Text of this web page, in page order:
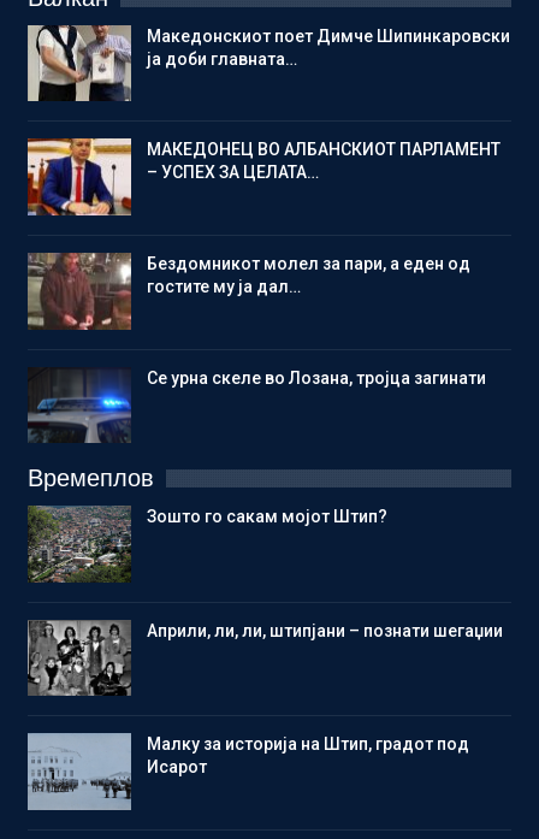
Македонскиот поет Димче Шипинкаровски
ја доби главната…
МАКЕДОНЕЦ ВО АЛБАНСКИОТ ПАРЛАМЕНТ
– УСПЕХ ЗА ЦЕЛАТА…
Бездомникот молел за пари, а еден од
гостите му ја дал…
Се урна скеле во Лозана, тројца загинати
Времеплов
Зошто го сакам мојот Штип?
Aприли, ли, ли, штипјани – познати шегаџии
Малку за историја на Штип, градот под
Исарот